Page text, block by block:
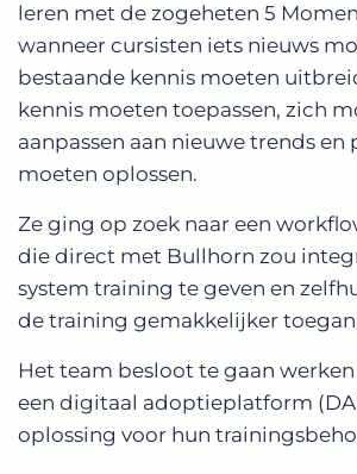
leren met de zogeheten 5
wanneer cursisten iets nieuws
bestaande kennis moeten
kennis moeten toepassen, zich
aanpassen aan nieuwe trends en
moeten oplossen.
Ze ging op zoek naar een
die direct met Bullhorn zou
system training te geven en
de training gemakkelijker
Het team besloot te gaan
een digitaal adoptieplatform
oplossing voor hun